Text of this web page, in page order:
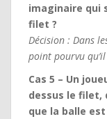
imaginaire qui
filet ?
Décision : Dans
point pourvu
Cas 5 – Un
dessus le filet,
que la balle est